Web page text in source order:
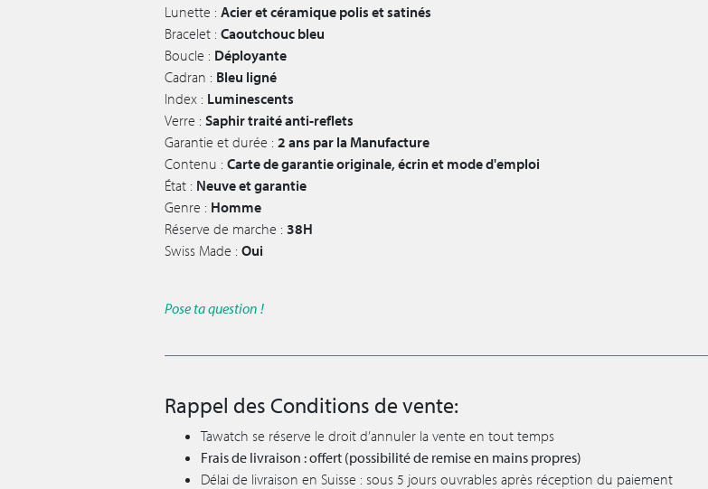
Lunette : Acier et céramique polis et satinés
Bracelet : Caoutchouc bleu
Boucle : Déployante
Cadran : Bleu ligné
Index : Luminescents
Verre : Saphir traité anti-reflets
Garantie et durée : 2 ans par la Manufacture
Contenu : Carte de garantie originale, écrin et mode d'emploi
État : Neuve et garantie
Genre : Homme
Réserve de marche : 38H
Swiss Made : Oui
Pose ta question !
Rappel des Conditions de vente:
Tawatch se réserve le droit d’annuler la vente en tout temps
Frais de livraison : offert (possibilité de remise en mains propres)
Délai de livraison en Suisse : sous 5 jours ouvrables après réception du paiement